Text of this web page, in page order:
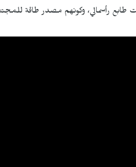
طابع رأسمالي، وكونهم مصدر طاقة